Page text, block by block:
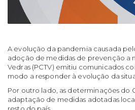
A evolução da pandemia causada
adoção de medidas de prevenção a
Vedras (PCTV) emitiu comunicados
modo a responder à evolução da
Por outro lado, as determinações do
adaptação de medidas adotadas